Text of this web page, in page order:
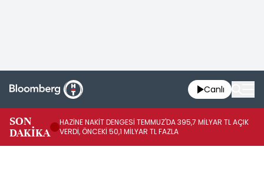
Canlı
SON
DAKİKA
HAZİNE NAKİT DENGESİ TEMMUZ'DA 395,7 MİLYAR TL AÇIK
VERDİ, ÖNCEKİ 50,1 MİLYAR TL FAZLA